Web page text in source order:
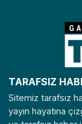
TARAFSIZ
Sitemiz tarafsız
yayın hayatına